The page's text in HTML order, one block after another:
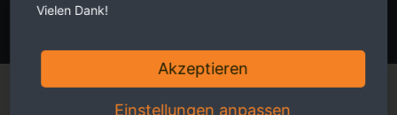
Vielen Dank!
Akzeptieren
Einstellungen anpassen